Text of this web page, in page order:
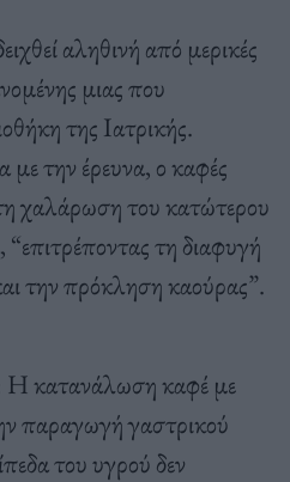
αληθινή από μερικές
μιας που
της Ιατρικής.
την έρευνα, ο καφές
χαλάρωση του κατώτερου
τη διαφυγή
την πρόκληση καούρας”.
Η κατανάλωση καφέ με
παραγωγή γαστρικού
του υγρού δεν